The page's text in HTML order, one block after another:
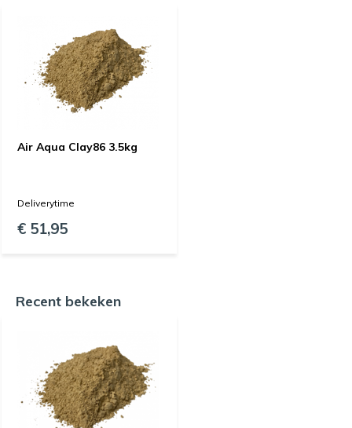
Air Aqua Clay86 3.5kg
Deliverytime
€ 51,95
Recent bekeken